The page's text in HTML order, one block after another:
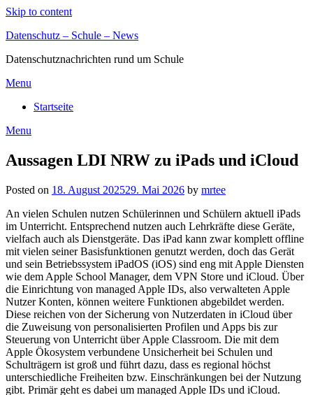
Skip to content
Datenschutz – Schule – News
Datenschutznachrichten rund um Schule
Menu
Startseite
Menu
Aussagen LDI NRW zu iPads und iCloud
Posted on 18. August 202529. Mai 2026 by mrtee
An vielen Schulen nutzen Schülerinnen und Schülern aktuell iPads
im Unterricht. Entsprechend nutzen auch Lehrkräfte diese Geräte,
vielfach auch als Dienstgeräte. Das iPad kann zwar komplett offline
mit vielen seiner Basisfunktionen genutzt werden, doch das Gerät
und sein Betriebssystem iPadOS (iOS) sind eng mit Apple Diensten
wie dem Apple School Manager, dem VPN Store und iCloud. Über
die Einrichtung von managed Apple IDs, also verwalteten Apple
Nutzer Konten, können weitere Funktionen abgebildet werden.
Diese reichen von der Sicherung von Nutzerdaten in iCloud über
die Zuweisung von personalisierten Profilen und Apps bis zur
Steuerung von Unterricht über Apple Classroom. Die mit dem
Apple Ökosystem verbundene Unsicherheit bei Schulen und
Schulträgern ist groß und führt dazu, dass es regional höchst
unterschiedliche Freiheiten bzw. Einschränkungen bei der Nutzung
gibt. Primär geht es dabei um managed Apple IDs und iCloud.